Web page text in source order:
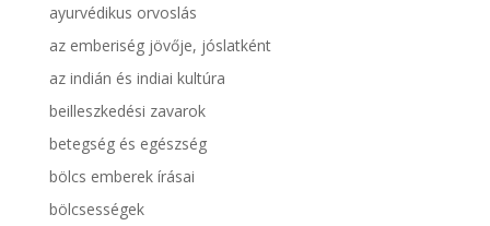
ayurvédikus orvoslás
az emberiség jövője, jóslatként
az indián és indiai kultúra
beilleszkedési zavarok
betegség és egészség
bölcs emberek írásai
bölcsességek